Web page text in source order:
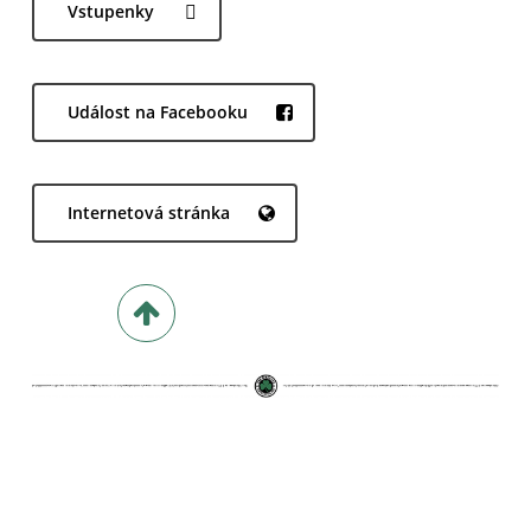
Vstupenky
Událost na Facebooku
Internetová stránka